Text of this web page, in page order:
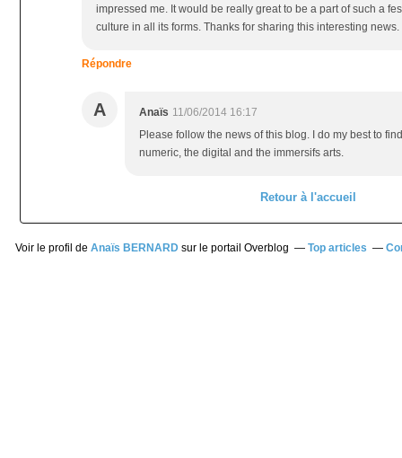
impressed me. It would be really great to be a part of such a
culture in all its forms. Thanks for sharing this interesting news.
Répondre
A Anaïs 11/06/2014 16:17
Please follow the news of this blog. I do my best to
numeric, the digital and the immersifs arts.
Retour à l'accueil
Voir le profil de Anaïs BERNARDsur le portail Overblog Top articles